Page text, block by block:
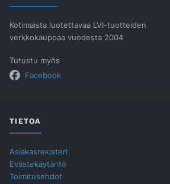
Kotimaista luotettavaa LVI-tuotteiden
verkkokauppaa vuodesta 2004
Tutustu myös
Facebook
TIETOA
Asiakasrekisteri
Evästekäytäntö
Toimitusehdot